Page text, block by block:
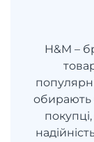
H&M –
обирають